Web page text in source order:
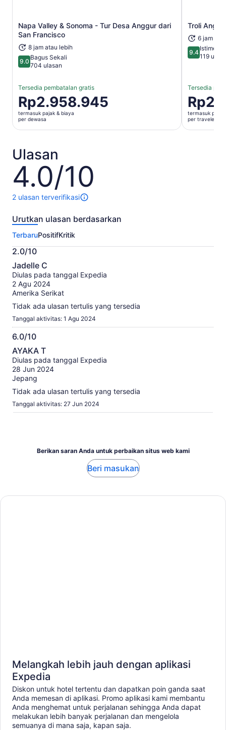
Napa Valley & Sonoma - Tur Desa Anggur dari
San Francisco
8 jam atau lebih
9.09.0 dari 10
Bagus Sekali
704 ulasan
Tersedia pembatalan gratis
Harga
Rp2.958.945
per
dewasa
Rp2.958.945
termasuk pajak & biaya
per dewasa
Buka di tab baru Troli
6 jam 30
9.49.4 dari 10
Istimewa
119
Tersedia
Harga
per
traveler
termasuk pajak
per traveler
Ulasan
4.0/10
4.0
dari
2 ulasan terverifikasi
2
untuk
ini.
Informasi
lebih
lanjut
tentang
ulasan
terverifikasi
Urutkan ulasan berdasarkan
TerbaruPositifKritik
2.0/10
2.0
dari
10
Jadelle C
Diulas pada tanggal Expedia
2 Agu 2024
Amerika Serikat
Tidak ada ulasan tertulis yang tersedia
Tanggal aktivitas: 1 Agu 2024
6.0/10
6.0
dari
10
AYAKA T
Diulas pada tanggal Expedia
28 Jun 2024
Jepang
Tidak ada ulasan tertulis yang tersedia
Tanggal aktivitas: 27 Jun 2024
Berikan saran Anda untuk perbaikan situs web kami
Beri masukan
Melangkah lebih jauh dengan aplikasi
Expedia
Diskon untuk hotel tertentu dan dapatkan poin ganda saat
Anda memesan di aplikasi. Promo aplikasi kami membantu
Anda menghemat untuk perjalanan sehingga Anda dapat
melakukan lebih banyak perjalanan dan mengelola
semuanya di mana saja, kapan saja.